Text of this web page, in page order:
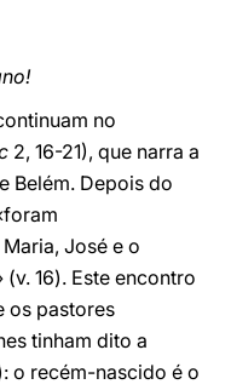
no
2, 16-21), que narra a
Belém. Depois do
José e o
16). Este encontro
os pastores
tinham dito a
o recém-nascido é o